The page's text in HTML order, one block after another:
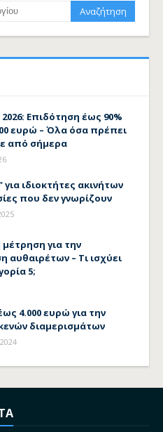
Επιδότηση έως 90%
ευρώ – Όλα όσα πρέπει
από σήμερα
ιδιοκτήτες ακινήτων
που δεν γνωρίζουν
για την
αυθαιρέτων – Τι ισχύει
5;
4.000 ευρώ για την
διαμερισμάτων